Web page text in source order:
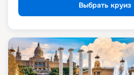
Выбрать круиз